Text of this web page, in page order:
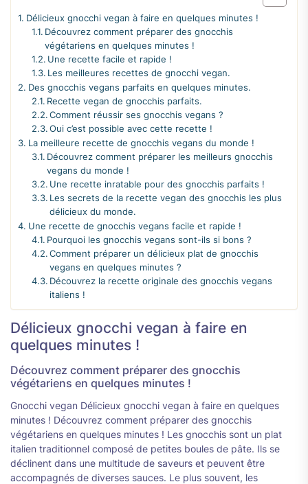
Délicieux gnocchi vegan à faire en quelques minutes !
Découvrez comment préparer des gnocchis
végétariens en quelques minutes !
Une recette facile et rapide !
Les meilleures recettes de gnocchi vegan.
Des gnocchis vegans parfaits en quelques minutes.
Recette vegan de gnocchis parfaits.
Comment réussir ses gnocchis vegans ?
Oui c’est possible avec cette recette !
La meilleure recette de gnocchis vegans du monde !
Découvrez comment préparer les meilleurs gnocchis
vegans du monde !
Une recette inratable pour des gnocchis parfaits !
Les secrets de la recette vegan des gnocchis les plus
délicieux du monde.
Une recette de gnocchis vegans facile et rapide !
Pourquoi les gnocchis vegans sont-ils si bons ?
Comment préparer un délicieux plat de gnocchis
vegans en quelques minutes ?
Découvrez la recette originale des gnocchis vegans
italiens !
Délicieux gnocchi vegan à faire en
quelques minutes !
Découvrez comment préparer des gnocchis
végétariens en quelques minutes !
Gnocchi vegan Délicieux gnocchi vegan à faire en quelques
minutes ! Découvrez comment préparer des gnocchis
végétariens en quelques minutes ! Les gnocchis sont un plat
italien traditionnel composé de petites boules de pâte. Ils se
déclinent dans une multitude de saveurs et peuvent être
accompagnés de diverses sauces. Le plus souvent, les